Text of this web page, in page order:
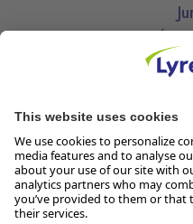
Vilkår for
Endre dine